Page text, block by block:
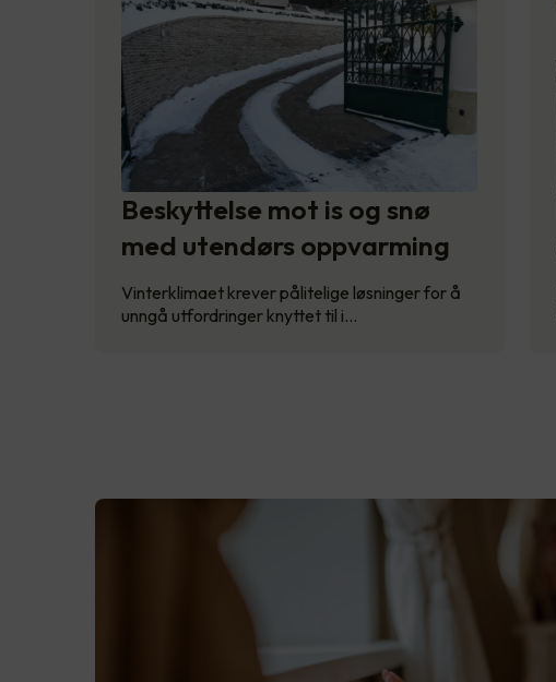
Beskyttelse mot is og snø
med utendørs oppvarming
Vinterklimaet krever pålitelige løsninger for å
unngå utfordringer knyttet til i…